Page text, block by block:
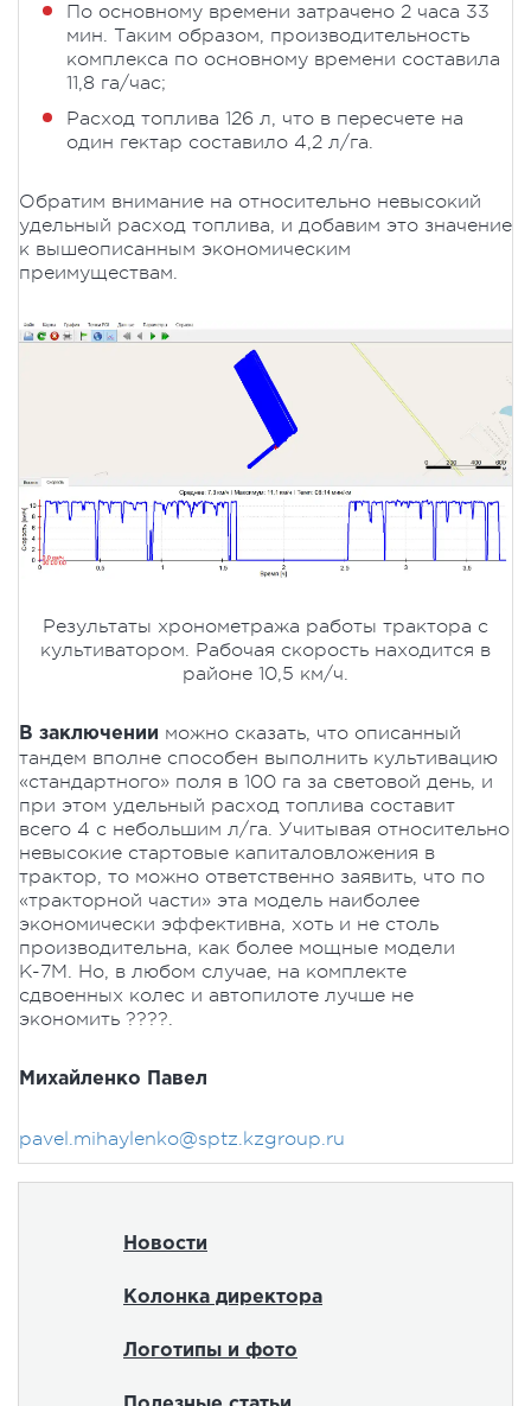
По основному времени затрачено 2 часа 33
мин. Таким образом, производительность
комплекса по основному времени составила
11,8 га/час;
Расход топлива 126 л, что в пересчете на
один гектар составило 4,2 л/га.
Обратим внимание на относительно невысокий
удельный расход топлива, и добавим это значение
к вышеописанным экономическим
преимуществам.
Результаты хронометража работы трактора с
культиватором. Рабочая скорость находится в
районе 10,5 км/ч.
В заключении можно сказать, что описанный
тандем вполне способен выполнить культивацию
«стандартного» поля в 100 га за световой день, и
при этом удельный расход топлива составит
всего 4 с небольшим л/га. Учитывая относительно
невысокие стартовые капиталовложения в
трактор, то можно ответственно заявить, что по
«тракторной части» эта модель наиболее
экономически эффективна, хоть и не столь
производительна, как более мощные модели
К-7М. Но, в любом случае, на комплекте
сдвоенных колес и автопилоте лучше не
экономить ????.
Михайленко Павел
pavel.mihaylenko@sptz.kzgroup.ru
Новости
Колонка директора
Логотипы и фото